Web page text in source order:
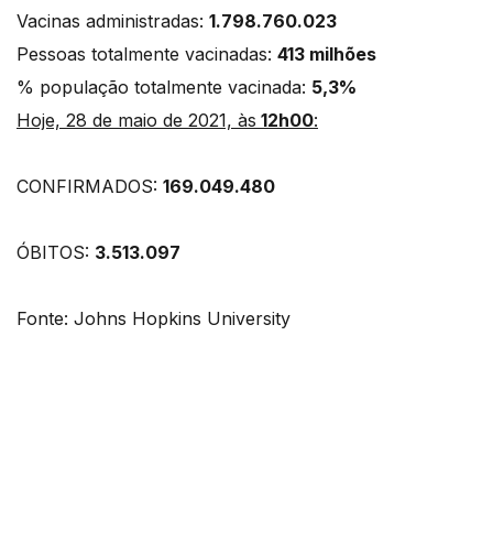
Vacinas administradas: 1.798.760.023
Pessoas totalmente vacinadas: 413 milhões
% população totalmente vacinada: 5,3%
Hoje, 28 de maio de 2021, às 12h00:
CONFIRMADOS: 169.049.480
ÓBITOS: 3.513.097
Fonte: Johns Hopkins University